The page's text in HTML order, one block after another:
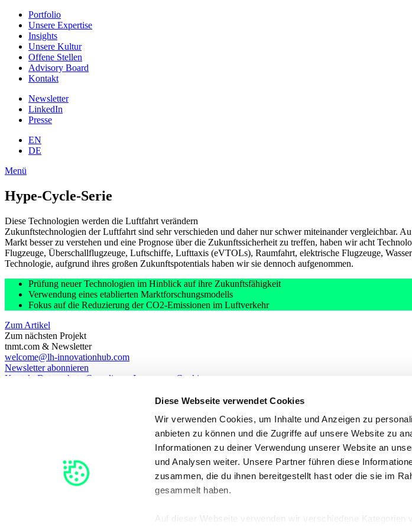
Diese Webseite verwendet Cookies
Wir verwenden Cookies, um Inhalte und Anzeigen zu
anbieten zu können und die Zugriffe auf unsere Website zu
Informationen zu deiner Verwendung unserer Website an
und Analysen weiter. Unsere Partner führen diese
zusammen, die du ihnen bereitgestellt hast oder die sie im
gesammelt haben.
Auf dieser Webseite verwenden wir verschiedene Kategorien
Portfolio
Unsere Expertise
Insights
Unsere Kultur
Offene Stellen
Advisory Board
Kontakt
Newsletter
LinkedIn
Presse
EN
DE
Menü
Hype-Cycle-Serie
Diese Technologien werden die Luftfahrt verändern
Zukunftstechnologien der Luftfahrt sind sehr verschieden und daher nur schwer miteinander vergleichbar.
Markt besser zu verstehen und eine Prognose über die Zukunftssicherheit zu treffen, haben wir acht
Flugzeuge, Überschallflugzeuge, Luftschiffe, Lufttaxis (eVTOLs), Raumfahrt, elektrische Flugzeuge,
Technologie, aufgrund ihres großen Zukunftspotentials haben wir sie dennoch aufgenommen.
Prüfung neuer Technologien im Hinblick auf ihre Zukunftsfähigkeit
Verwendung eines etablierten Marktforschungsmodells
Fokus auf die Reduzierung der CO2-Emissionen im Luftverkehr
Zum Artikel
Zum nächsten Projekt
tnmt.com & Newsletter
welcome@lh-innovationhub.com
Newsletter abonnieren
Kontakt Datenschutz Compliance Impressum
Cookies